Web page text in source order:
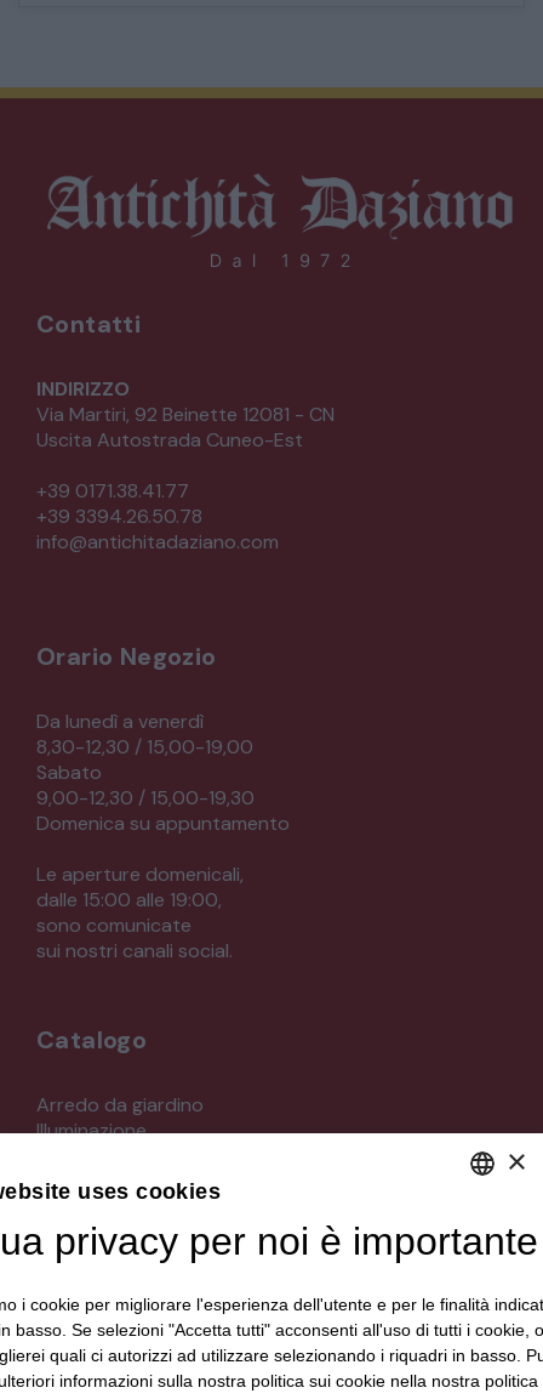
Contatti
INDIRIZZO
Via Martiri, 92 Beinette 12081 - CN
Uscita Autostrada Cuneo-Est
+39 0171.38.41.77
+39 3394.26.50.78
info@antichitadaziano.com
Orario Negozio
Da lunedì a venerdì
8,30-12,30 / 15,00-19,00
Sabato
9,00-12,30 / 15,00-19,30
Domenica su appuntamento
Le aperture domenicali,
dalle 15:00 alle 19:00,
sono comunicate
sui nostri canali social.
Catalogo
Arredo da giardino
Illuminazione
Mobili
Oggettistica
Orologeria
Quadri stampe
Strumenti musicali e accessori
Tappeti e tessuti
Veicoli d'epoca
DEFAULT LANGUAGE
ITALIAN
×
uses cookies
privacy per noi è importante
i cookie per migliorare l'esperienza dell'utente e per le finalità
basso. Se selezioni "Accetta tutti" acconsenti all'uso di tutti i cookie,
quali ci autorizzi ad utilizzare selezionando i riquadri in basso.
informazioni sulla nostra politica sui cookie nella nostra politica